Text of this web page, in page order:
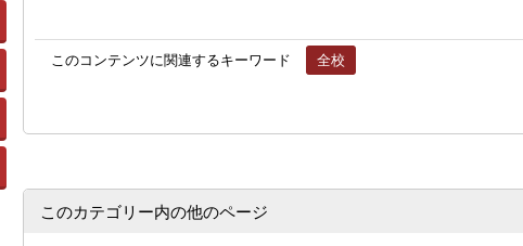
このコンテンツに関連するキーワード 全校
このカテゴリー内の他のページ